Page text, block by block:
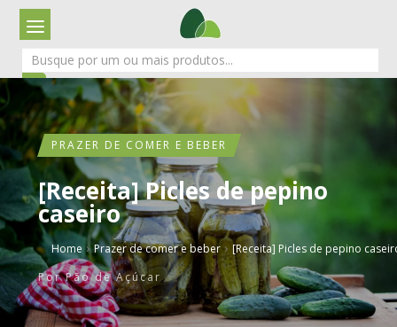
PRAZER DE COMER E BEBER
[Receita] Picles de pepino
caseiro
Home › Prazer de comer e beber › [Receita] Picles de pepino
PorPão de Açúcar